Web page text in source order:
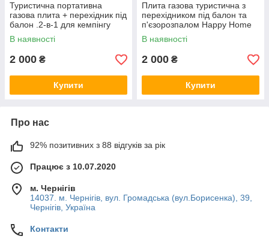
Туристична портативна
газова плита + перехідник під
балон .2-в-1 для кемпінгу
В наявності
2 000 ₴
Купити
Плита газова туристична з
перехідником під балон та
п'єзорозпалом Happy Home
BDZ-155A
В наявності
2 000 ₴
Купити
Про нас
92% позитивних з 88 відгуків за рік
Працює з 10.07.2020
м. Чернігів
14037. м. Чернігів, вул. Громадська (вул.Борисенка), 39,
Чернігів, Україна
Контакти